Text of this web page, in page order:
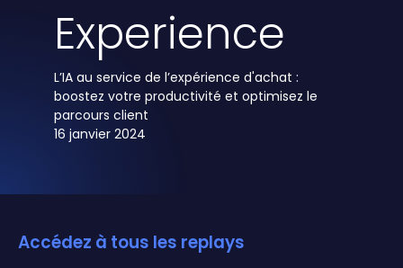
Experience
L’IA au service de l’expérience d'achat :
boostez votre productivité et optimisez le
parcours client
16 janvier 2024
Accédez à tous les replays